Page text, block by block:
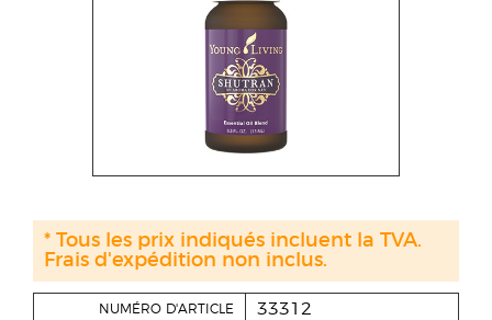
NUMÉRO D'ARTICLE 33312
* Tous les prix indiqués incluent la TVA.
Frais d'expédition non inclus.